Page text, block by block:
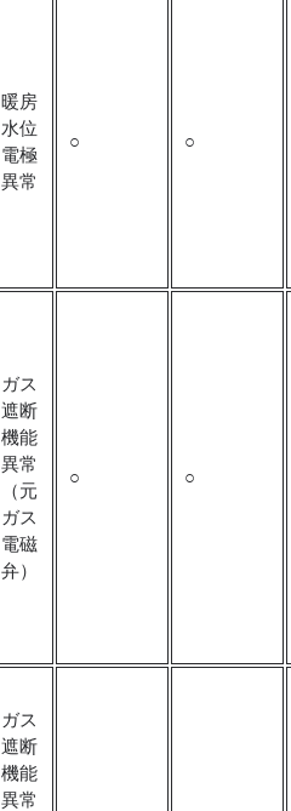
暖房
水位
電極
異常
○ ○
ガス
遮断
機能
異常
（元
ガス
電磁
弁）
○ ○
ガス
遮断
機能
異常